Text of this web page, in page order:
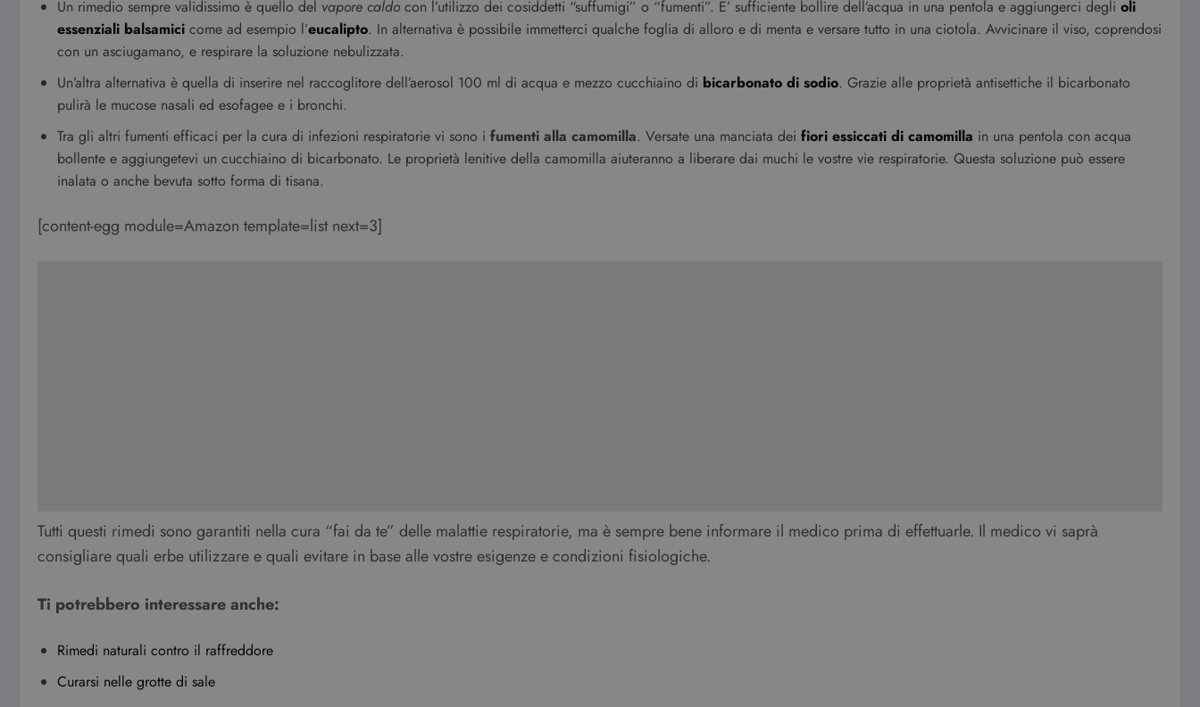
Un rimedio sempre validissimo è quello del vapore caldo con l’utilizzo dei cosiddetti “suffumigi” o “fumenti”. E’ sufficiente bollire dell’acqua in una pentola e aggiungerci degli oli
essenziali balsamici come ad esempio l’eucalipto. In alternativa è possibile immetterci qualche foglia di alloro e di menta e versare tutto in una ciotola. Avvicinare il viso, coprendosi
con un asciugamano, e respirare la soluzione nebulizzata.
Un’altra alternativa è quella di inserire nel raccoglitore dell’aerosol 100 ml di acqua e mezzo cucchiaino di bicarbonato di sodio. Grazie alle proprietà antisettiche il bicarbonato
pulirà le mucose nasali ed esofagee e i bronchi.
Tra gli altri fumenti efficaci per la cura di infezioni respiratorie vi sono i fumenti alla camomilla. Versate una manciata dei fiori essiccati di camomilla in una pentola con acqua
bollente e aggiungetevi un cucchiaino di bicarbonato. Le proprietà lenitive della camomilla aiuteranno a liberare dai muchi le vostre vie respiratorie. Questa soluzione può essere
inalata o anche bevuta sotto forma di tisana.
[content-egg module=Amazon template=list next=3]
Tutti questi rimedi sono garantiti nella cura “fai da te” delle malattie respiratorie, ma è sempre bene informare il medico prima di effettuarle. Il medico vi saprà
consigliare quali erbe utilizzare e quali evitare in base alle vostre esigenze e condizioni fisiologiche.
Ti potrebbero interessare anche:
Rimedi naturali contro il raffreddore
Curarsi nelle grotte di sale